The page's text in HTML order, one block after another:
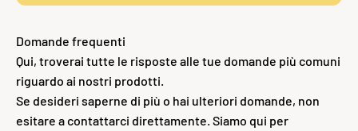
Domande frequenti
Qui, troverai tutte le risposte alle tue domande più comuni
riguardo ai nostri prodotti.
Se desideri saperne di più o hai ulteriori domande, non
esitare a contattarci direttamente. Siamo qui per